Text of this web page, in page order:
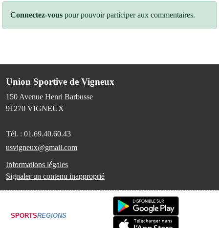
Connectez-vous pour pouvoir participer aux commentaires.
Union Sportive de Vigneux
150 Avenue Henri Barbusse
91270 VIGNEUX
Tél. : 01.69.40.60.43
usvigneux@gmail.com
Informations légales
Signaler un contenu inapproprié
SPORTSREGIONS